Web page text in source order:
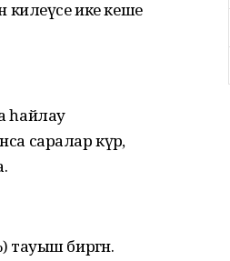
килеүсе ике кеше
һайлау
саралар күрә,
тауыш биргән.